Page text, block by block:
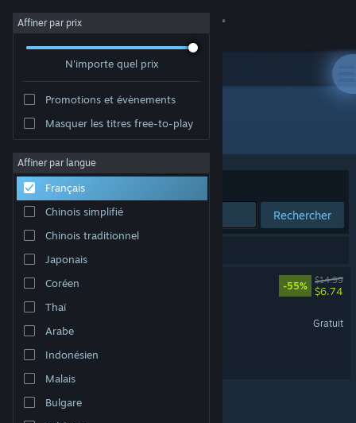
Se connecter
Magasin
À propos
Support
Changer la langue
Télécharger l'application mobile Steam
Voir version ordi. du site
Affiner par prix
N'importe quel prix
Promotions et évènements
Masquer les titres free-to-play
Affiner par langue
Français
Chinois simplifié
Chinois traditionnel
Japonais
Coréen
Thaï
Arabe
Indonésien
Malais
Bulgare
Développement : RJ Arcade
Trier par Pertinence
Rechercher
-55%
$14.99
$6.74
Gratuit